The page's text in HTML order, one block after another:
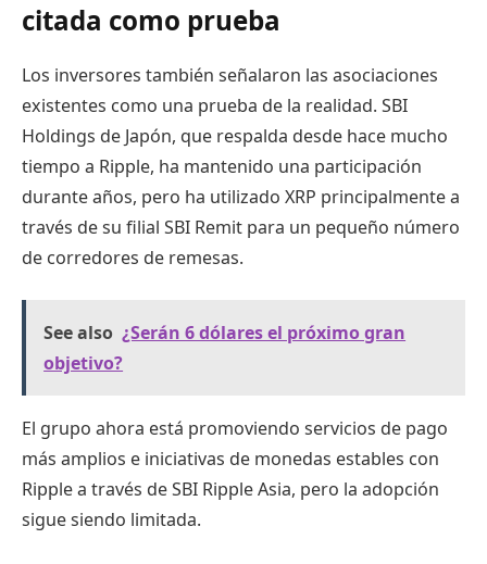
citada como prueba
Los inversores también señalaron las asociaciones
existentes como una prueba de la realidad. SBI
Holdings de Japón, que respalda desde hace mucho
tiempo a Ripple, ha mantenido una participación
durante años, pero ha utilizado XRP principalmente a
través de su filial SBI Remit para un pequeño número
de corredores de remesas.
See also ¿Serán 6 dólares el próximo gran
objetivo?
El grupo ahora está promoviendo servicios de pago
más amplios e iniciativas de monedas estables con
Ripple a través de SBI Ripple Asia, pero la adopción
sigue siendo limitada.